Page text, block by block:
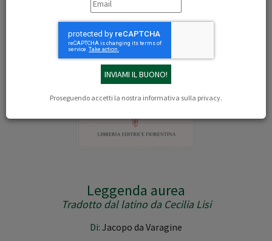
Proseguendo accetti la nostra informativa sulla privacy.
Leggenda aurea
Tradotto dal latino da Cecilia Lisi
Di: Jacopo da Varagine